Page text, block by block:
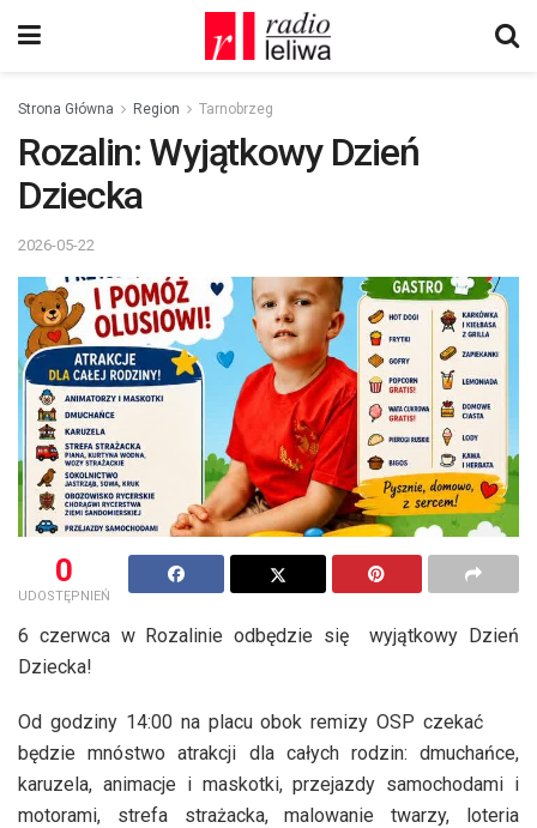
Strona Główna Region Tarnobrzeg
Rozalin: Wyjątkowy Dzień
Dziecka
2026-05-22
0
UDOSTĘPNIEŃ
6 czerwca w Rozalinie odbędzie się wyjątkowy Dzień
Dziecka!
Od godziny 14:00 na placu obok remizy OSP czekać
będzie mnóstwo atrakcji dla całych rodzin: dmuchańce,
karuzela, animacje i maskotki, przejazdy samochodami i
motorami, strefa strażacka, malowanie twarzy, loteria